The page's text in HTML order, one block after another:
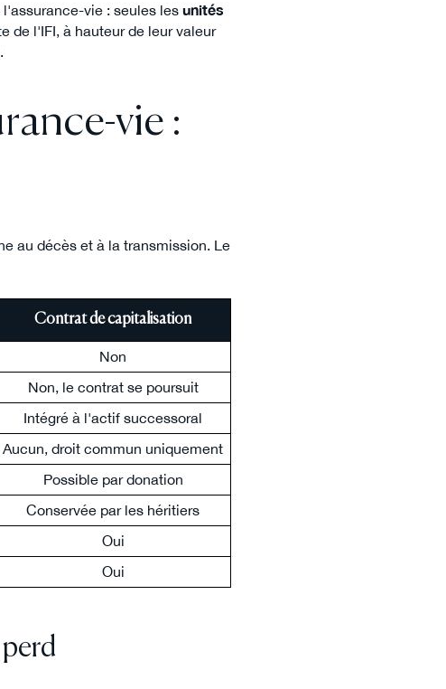
vie : seules lesunités
de l'IFI, à hauteur de leur valeur
vie :
au décès et à la transmission. Le
Contrat de capitalisation
Non
Non, le contrat se poursuit
Intégré à l'actif successoral
Aucun, droit commun uniquement
Possible par donation
Conservée par les héritiers
Oui
Oui